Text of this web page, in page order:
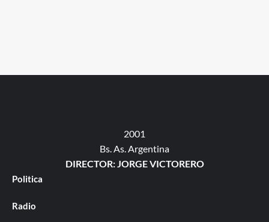
2001
Bs. As. Argentina
DIRECTOR: JORGE VICTORERO
Politica
Radio